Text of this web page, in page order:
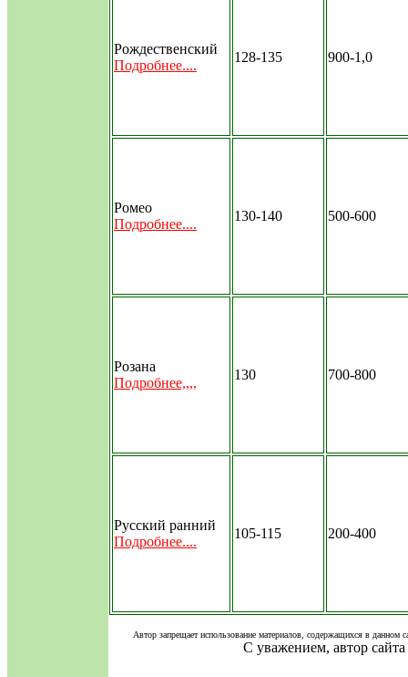
Рождественский
Подробнее....
128-135 900-1,0
Ромео
Подробнее....
130-140 500-600
Розана
Подробнее,,,,
130 700-800
Русский ранний
Подробнее....
105-115 200-400
Автор запрещает использование материалов, содержащихся в данном
С уважением, автор